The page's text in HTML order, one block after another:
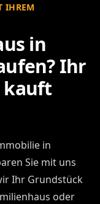
IHREM
in
Ihr
kauft
in
Sie mit uns
Ihr Grundstück
oder